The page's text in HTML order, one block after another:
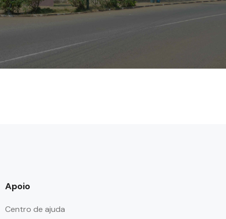
Apoio
Centro de ajuda